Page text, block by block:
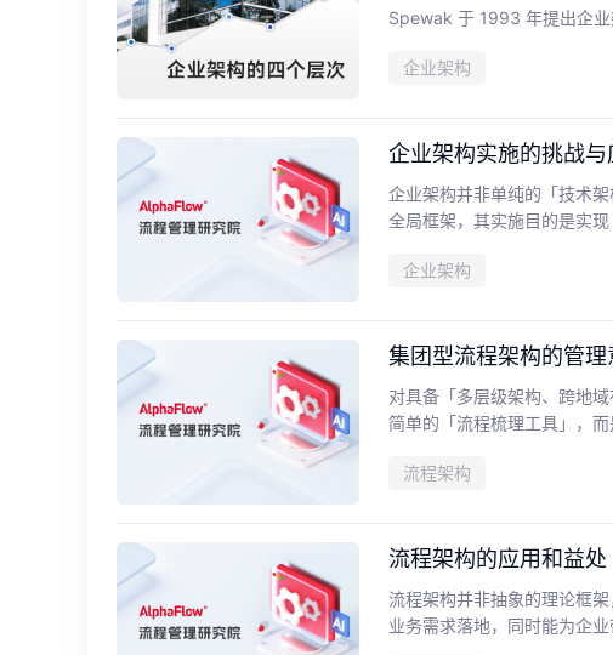
Spewak 于 1993 年提出企业
企业架构
企业架构实施的挑战与
企业架构并非单纯的「技术
全局框架，其实施目的是实
企业架构
集团型流程架构的管理
对具备「多层级架构、跨地
简单的「流程梳理工具」，
流程架构
流程架构的应用和益处
流程架构并非抽象的理论框
业务需求落地，同时能为企